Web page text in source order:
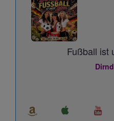
Fußball ist